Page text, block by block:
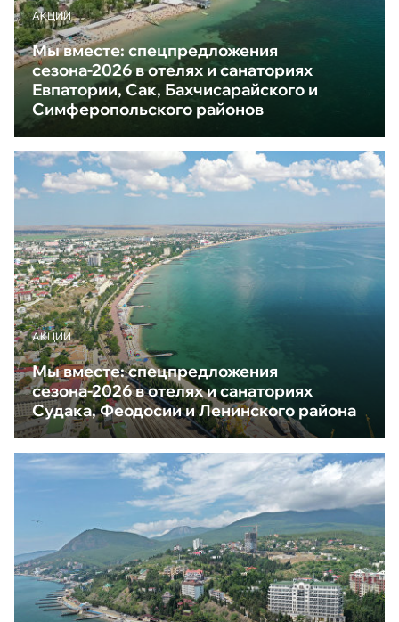
АКЦИИ
Мы вместе: спецпредложения
сезона-2026 в отелях и санаториях
Евпатории, Сак, Бахчисарайского и
Симферопольского районов
АКЦИИ
Мы вместе: спецпредложения
сезона-2026 в отелях и санаториях
Судака, Феодосии и Ленинского района